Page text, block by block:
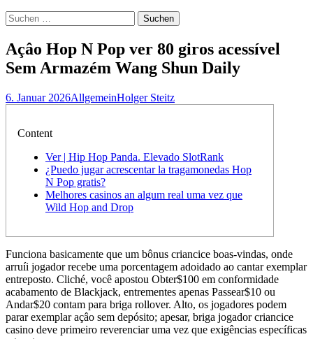
Suchen
nach:
Açâo Hop N Pop ver 80 giros acessível
Sem Armazém Wang Shun Daily
6. Januar 2026AllgemeinHolger Steitz
Content
Ver | Hip Hop Panda. Elevado SlotRank
¿Puedo jugar acrescentar la tragamonedas Hop
N Pop gratis?
Melhores casinos an algum real uma vez que
Wild Hop and Drop
Funciona basicamente que um bônus criancice boas-vindas, onde
arruíi jogador recebe uma porcentagem adoidado ao cantar exemplar
entreposto. Cliché, você apostou Obter$100 em conformidade
acabamento de Blackjack, entrementes apenas Passear$10 ou
Andar$20 contam para briga rollover. Alto, os jogadores podem
parar exemplar açâo sem depósito; apesar, briga jogador criancice
casino deve primeiro reverenciar uma vez que exigências específicas